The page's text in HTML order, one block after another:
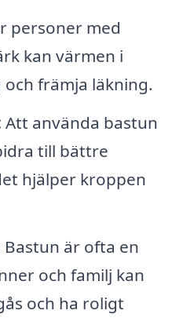
personer med
kan värmen i
främja läkning.
Att använda bastun
till bättre
hjälper kroppen
Bastun är ofta en
och familj kan
och ha roligt